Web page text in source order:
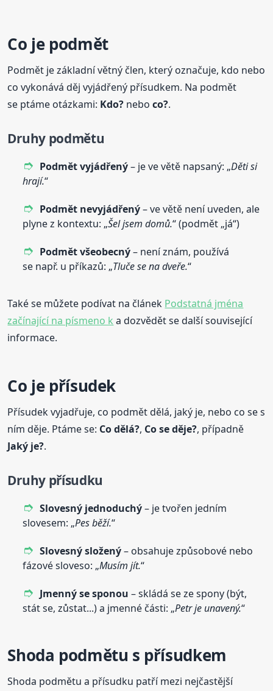
Co je podmět
Podmět je základní větný člen, který označuje, kdo nebo
co vykonává děj vyjádřený přísudkem. Na podmět
se ptáme otázkami: Kdo? neboco?.
Druhy podmětu
Podmět vyjádřený– je ve větě napsaný: „Děti si
hrají.“
Podmět nevyjádřený– ve větě není uveden, ale
plyne z kontextu: „Šel jsem domů.“ (podmět „já“)
Podmět všeobecný– není znám, používá
se např. u příkazů: „Tluče se na dveře.“
Také se můžete podívat na článek Podstatná jména
začínající na písmeno k a dozvědět se další související
informace.
Co je přísudek
Přísudek vyjadřuje, co podmět dělá, jaký je, nebo co se s
ním děje. Ptáme se: Co dělá?, Co se děje?, případně
Jaký je?.
Druhy přísudku
Slovesný jednoduchý– je tvořen jedním
slovesem: „Pes běží.“
Slovesný složený– obsahuje způsobové nebo
fázové sloveso: „Musím jít.“
Jmenný se sponou – skládá se ze spony (být,
stát se, zůstat...) a jmenné části: „Petr je unavený.“
Shoda podmětu s přísudkem
Shoda podmětu a přísudku patří mezi nejčastější